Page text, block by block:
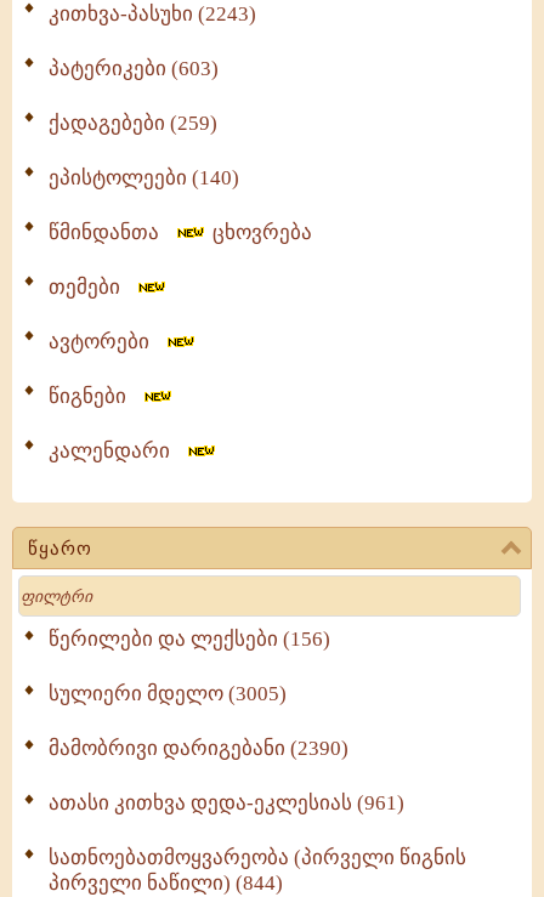
კითხვა-პასუხი (2243)
პატერიკები (603)
ქადაგებები (259)
ეპისტოლეები (140)
წმინდანთა ცხოვრება
თემები
ავტორები
წიგნები
კალენდარი
წყარო
Search
წერილები და ლექსები (156)
სულიერი მდელო (3005)
მამობრივი დარიგებანი (2390)
ათასი კითხვა დედა-ეკლესიას (961)
სათნოებათმოყვარეობა (პირველი წიგნის
პირველი ნაწილი) (844)